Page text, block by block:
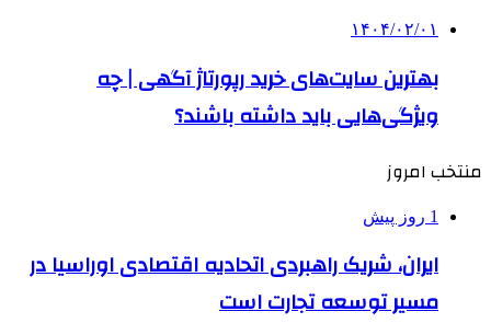
۱۴۰۴/۰۲/۰۱
بهترین سایت‌های خرید رپورتاژ آگهی | چه
ویژگی‌هایی باید داشته باشند؟
منتخب امروز
1 روز پیش
ایران، شریک راهبردی اتحادیه اقتصادی اوراسیا در
مسیر توسعه تجارت است